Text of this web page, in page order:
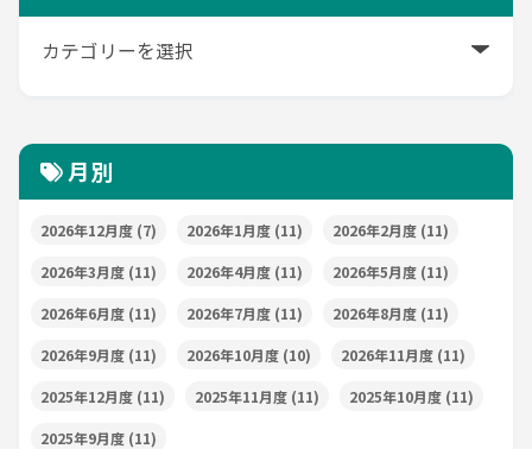
月別
2026年12月度 (7) 2026年1月度 (11) 2026年2月度 (11)
2026年3月度 (11) 2026年4月度 (11) 2026年5月度 (11)
2026年6月度 (11) 2026年7月度 (11) 2026年8月度 (11)
2026年9月度 (11) 2026年10月度 (10) 2026年11月度 (11)
2025年12月度 (11) 2025年11月度 (11) 2025年10月度 (11)
2025年9月度 (11)